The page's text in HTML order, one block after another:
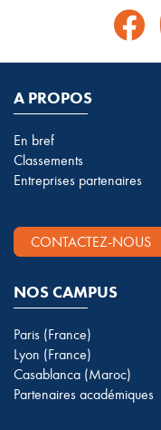
A PROPOS
En bref
Classements
Entreprises partenaires
CONTACTEZ-NOUS
NOS CAMPUS
Paris (France)
Lyon (France)
Casablanca (Maroc)
Partenaires académiques